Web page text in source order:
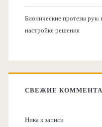
Бионические протезы рук:
настройке решения
СВЕЖИЕ
Никак записи